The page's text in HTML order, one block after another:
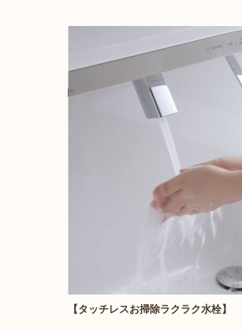
【タッチレスお掃除ラクラク水栓】